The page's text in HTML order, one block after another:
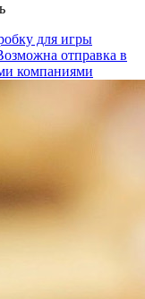
для игры
отправка в
компаниями